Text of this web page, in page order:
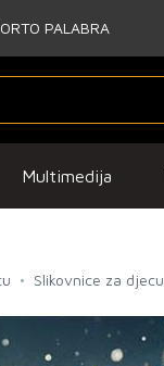
PALABRA
Multimedija
Slikovnice za djecu